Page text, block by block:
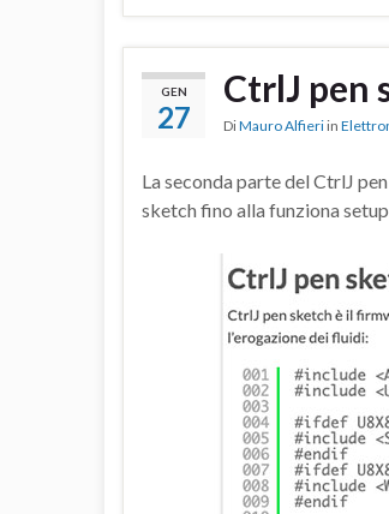
GEN
27
CtrlJ pen
DiMauro Alfieri in
La seconda parte del CtrlJ
sketch fino alla funziona